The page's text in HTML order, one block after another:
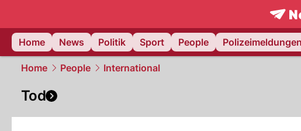
Home
News Politik Sport People Polizeimeldungen
Home People International
Tod